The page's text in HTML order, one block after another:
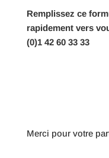
Remplissez ce
rapidement vers
(0)1 42 60 33 33
Merci pour votre